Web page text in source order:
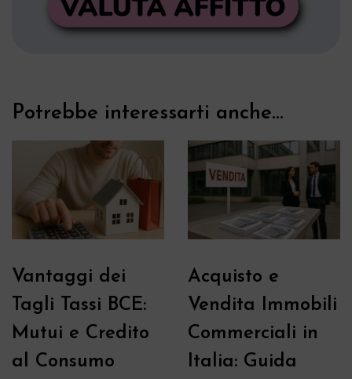
Potrebbe interessarti anche...
Vantaggi dei
Tagli Tassi BCE:
Mutui e Credito
al Consumo
Acquisto e
Vendita Immobili
Commerciali in
Italia: Guida